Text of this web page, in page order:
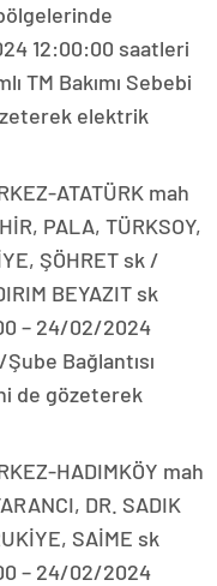
12:00:00 saatleri
TM Bakımı Sebebi
elektrik
ATATÜRK mah
PALA, TÜRKSOY,
ŞÖHRET sk /
BEYAZIT sk
– 24/02/2024
Bağlantısı
de gözeterek
HADIMKÖY mah
DR. SADIK
SAİME sk
– 24/02/2024